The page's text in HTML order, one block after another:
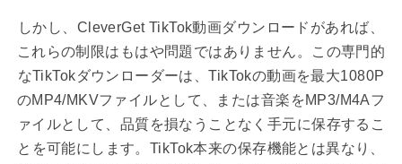
しかし、CleverGet TikTok動画ダウンロードがあれば、
これらの制限はもはや問題ではありません。この専門的
なTikTokダウンローダーは、TikTokの動画を最大1080P
のMP4/MKVファイルとして、または音楽をMP3/M4Aフ
ァイルとして、品質を損なうことなく手元に保存するこ
とを可能にします。TikTok本来の保存機能とは異なり、